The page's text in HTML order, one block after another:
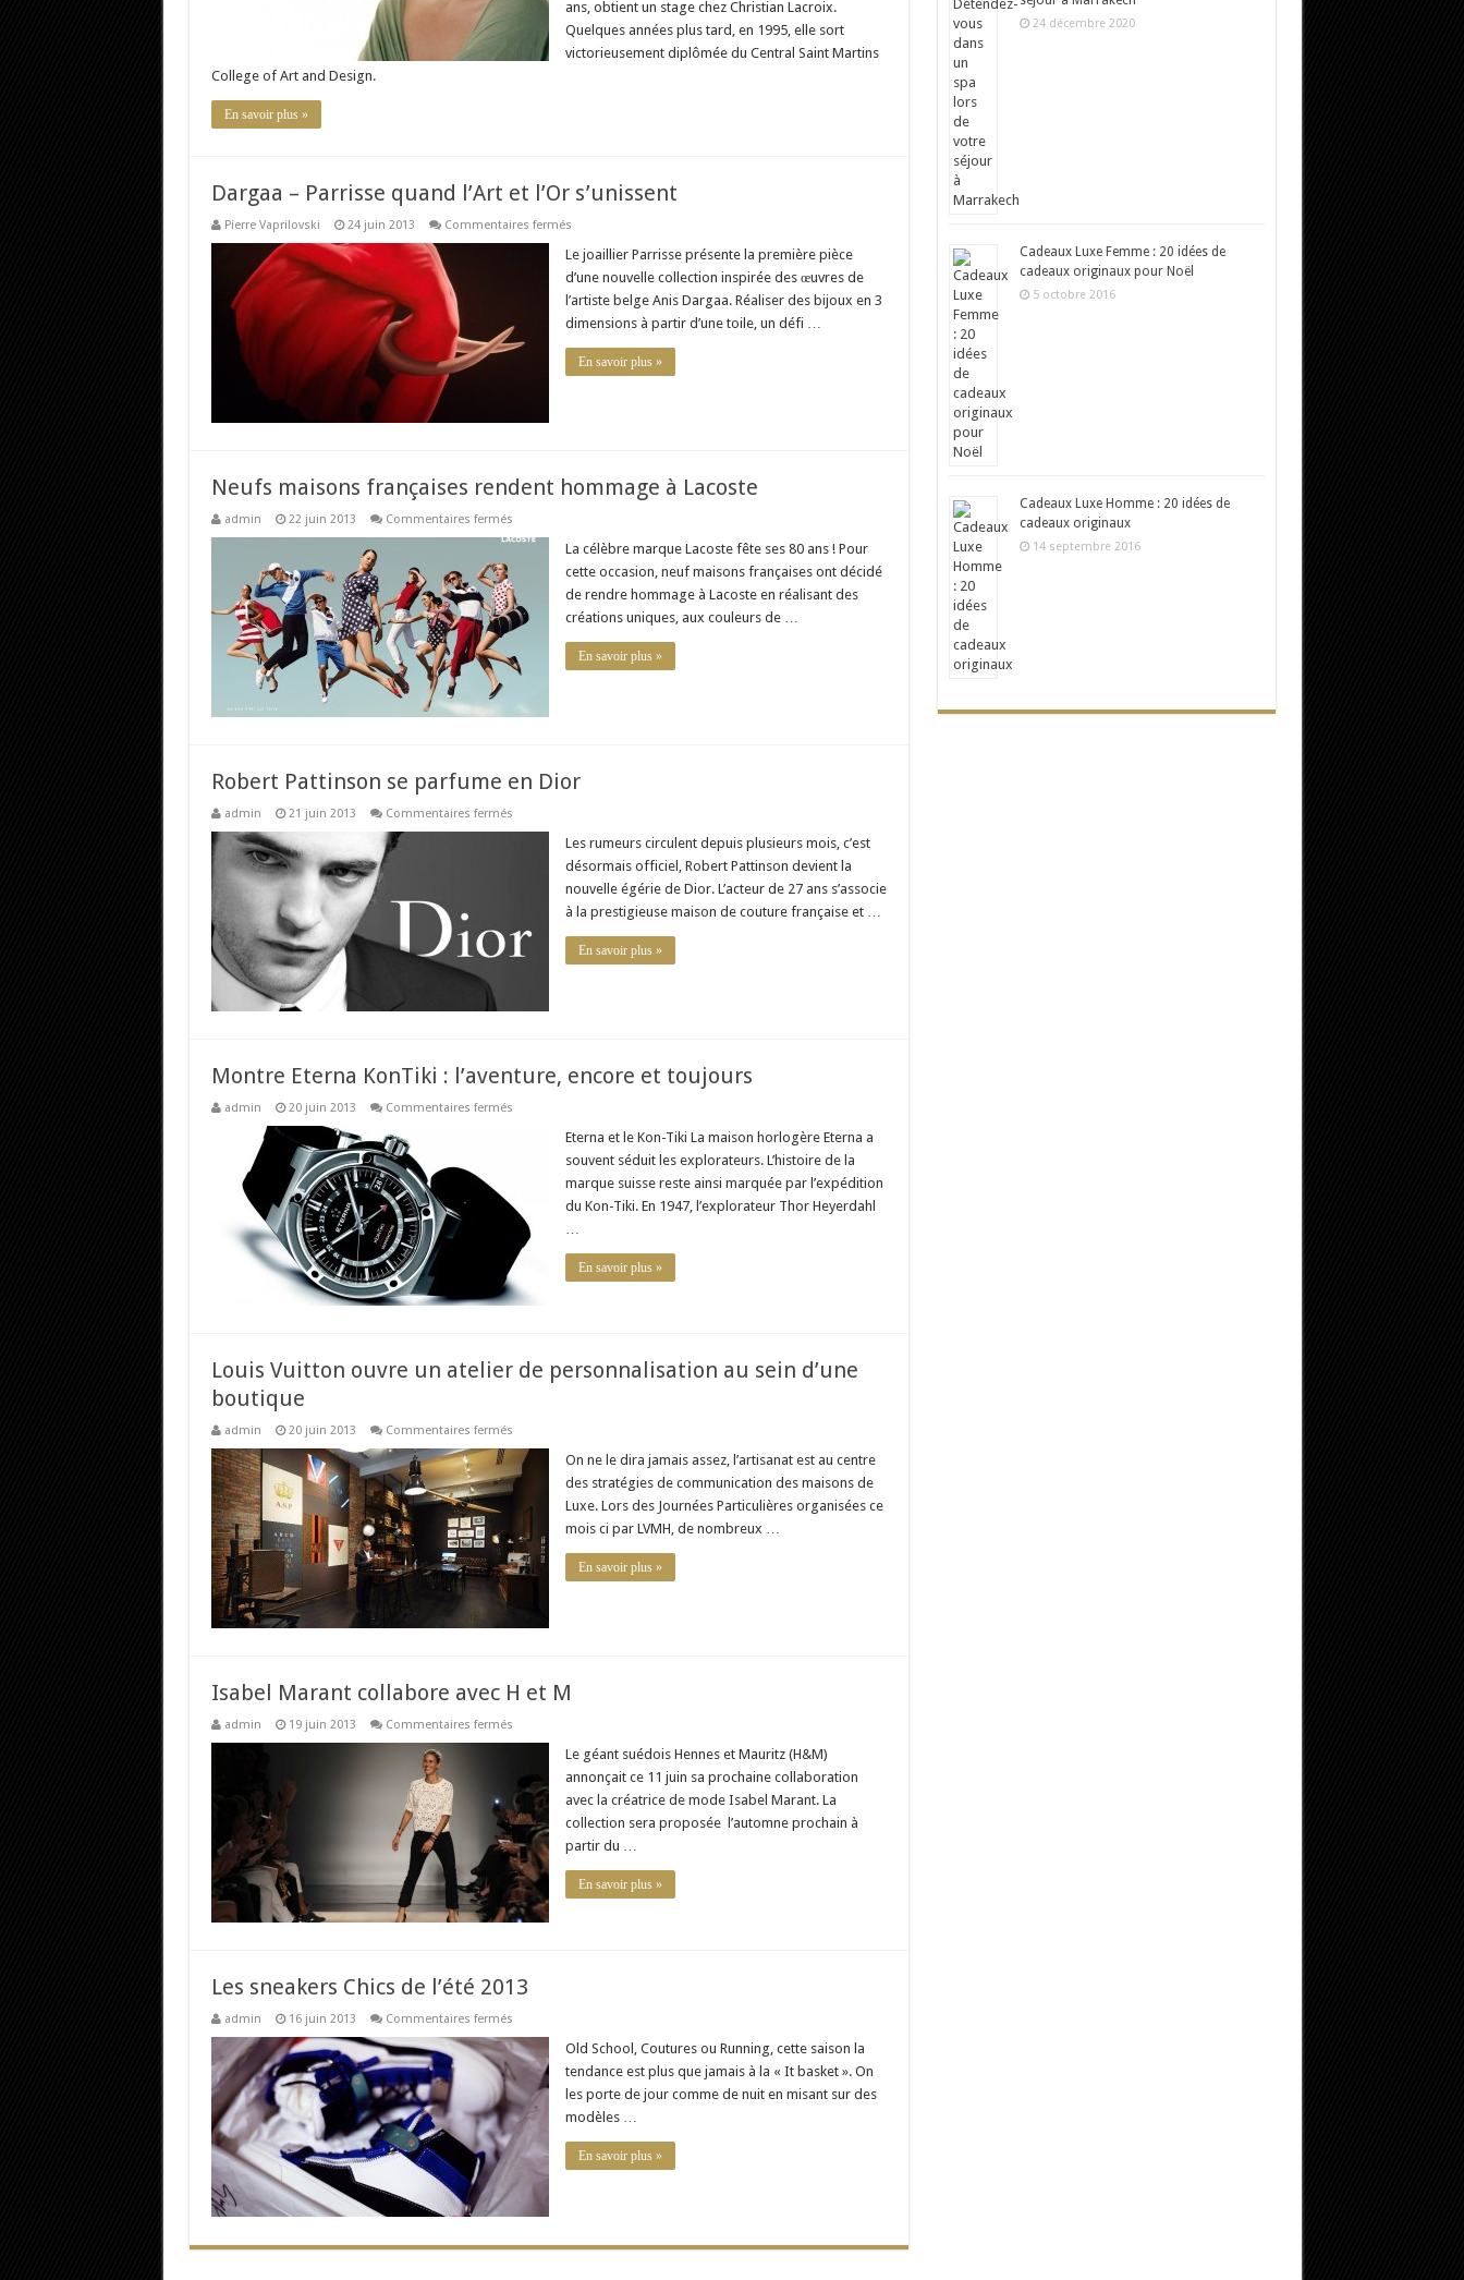
ans, obtient un stage chez Christian Lacroix.
Quelques années plus tard, en 1995, elle sort
victorieusement diplômée du Central Saint Martins
College of Art and Design.
En savoir plus »
Dargaa – Parrisse quand l’Art et l’Or s’unissent
Pierre Vaprilovski 24 juin 2013 Commentaires ferméssur
–
Parrisse
quand
l’Art
et
l’Or
Le joaillier Parrisse présente la première pièce
d’une nouvelle collection inspirée des œuvres de
l’artiste belge Anis Dargaa. Réaliser des bijoux en 3
dimensions à partir d’une toile, un défi …
En savoir plus »
Neufs maisons françaises rendent hommage à Lacoste
admin 22 juin 2013 Commentaires ferméssur
maisons
hommage
à
Lacoste
La célèbre marque Lacoste fête ses 80 ans ! Pour
cette occasion, neuf maisons françaises ont décidé
de rendre hommage à Lacoste en réalisant des
créations uniques, aux couleurs de …
En savoir plus »
Robert Pattinson se parfume en Dior
admin 21 juin 2013 Commentaires ferméssur
PattinsonLes rumeurs circulent depuis plusieurs mois, c’est
désormais officiel, Robert Pattinson devient la
nouvelle égérie de Dior. L’acteur de 27 ans s’associe
à la prestigieuse maison de couture française et …
En savoir plus »
Montre Eterna KonTiki : l’aventure, encore et toujours
admin 20 juin 2013 Commentaires ferméssur
l’aventure,
et
toujours
Eterna et le Kon-Tiki La maison horlogère Eterna a
souvent séduit les explorateurs. L’histoire de la
marque suisse reste ainsi marquée par l’expédition
du Kon-Tiki. En 1947, l’explorateur Thor Heyerdahl
…
En savoir plus »
Louis Vuitton ouvre un atelier de personnalisation au sein d’une
boutique
admin 20 juin 2013 Commentaires ferméssur
Vuitton
ouvre
un
personnalisation
au
sein
d’une
On ne le dira jamais assez, l’artisanat est au centre
des stratégies de communication des maisons de
Luxe. Lors des Journées Particulières organisées ce
mois ci par LVMH, de nombreux …
En savoir plus »
Isabel Marant collabore avec H et M
admin 19 juin 2013 Commentaires ferméssur
avec
H
et
M
Le géant suédois Hennes et Mauritz (H&M)
annonçait ce 11 juin sa prochaine collaboration
avec la créatrice de mode Isabel Marant. La
collection sera proposée l’automne prochain à
partir du …
En savoir plus »
Les sneakers Chics de l’été 2013
admin 16 juin 2013 Commentaires ferméssur
sneakers
Chics
de
l’été
2013
Old School, Coutures ou Running, cette saison la
tendance est plus que jamais à la « It basket ». On
les porte de jour comme de nuit en misant sur des
modèles …
En savoir plus »
24 décembre 2020
Cadeaux Luxe Femme : 20 idées de
cadeaux originaux pour Noël
5 octobre 2016
Cadeaux Luxe Homme : 20 idées de
cadeaux originaux
14 septembre 2016